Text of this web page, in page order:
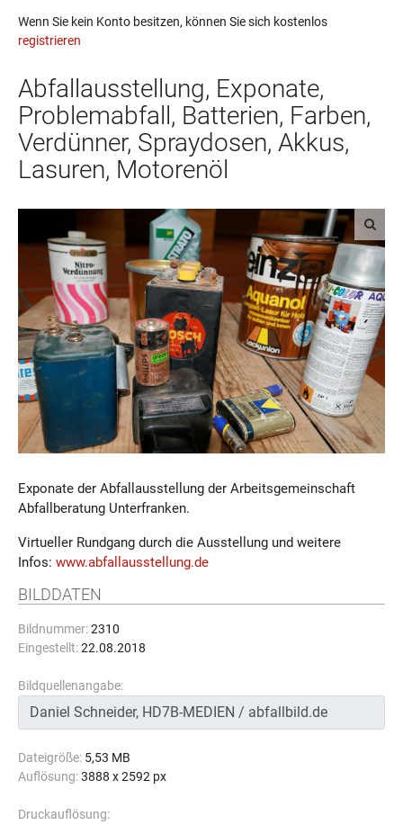
Wenn Sie kein Konto besitzen, können Sie sich kostenlos
registrieren
Abfallausstellung, Exponate,
Problemabfall, Batterien, Farben,
Verdünner, Spraydosen, Akkus,
Lasuren, Motorenöl
Exponate der Abfallausstellung der Arbeitsgemeinschaft
Abfallberatung Unterfranken.
Virtueller Rundgang durch die Ausstellung und weitere
Infos: www.abfallausstellung.de
BILDDATEN
Bildnummer:2310
Eingestellt:22.08.2018
Bildquellenangabe:
Dateigröße: 5,53 MB
Auflösung:3888 x 2592 px
Druckauflösung: